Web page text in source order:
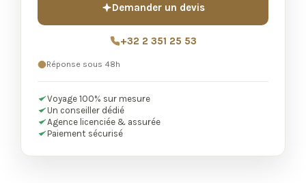
Demander un devis
+32 2 351 25 53
Réponse sous 48h
Voyage 100% sur mesure
Un conseiller dédié
Agence licenciée & assurée
Paiement sécurisé